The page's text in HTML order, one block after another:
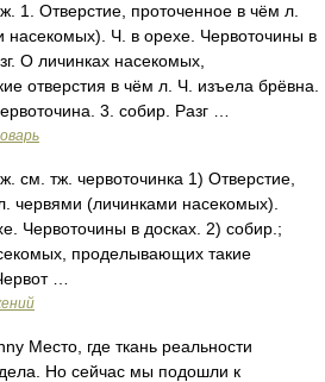
1. Отверстие, проточенное в чём л.
насекомых). Ч. в орехе. Червоточины в
О личинках насекомых,
отверстия в чём л. Ч. изъела брёвна.
3. собир. Разг …
см. тж. червоточинка 1) Отверстие,
червями (личинками насекомых).
Червоточины в досках. 2) собир.;
проделывающих такие
…
Место, где ткань реальности
Но сейчас мы подошли к